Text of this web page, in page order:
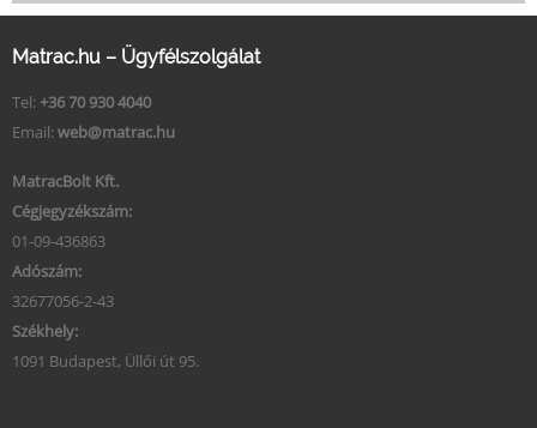
Matrac.hu – Ügyfélszolgálat
Tel: +36 70 930 4040
Email: web@matrac.hu
MatracBolt Kft.
Cégjegyzékszám:
01-09-436863
Adószám:
32677056-2-43
Székhely:
1091 Budapest, Üllői út 95.